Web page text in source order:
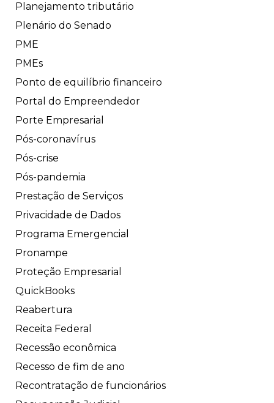
Planejamento tributário
Plenário do Senado
PME
PMEs
Ponto de equilíbrio financeiro
Portal do Empreendedor
Porte Empresarial
Pós-coronavírus
Pós-crise
Pós-pandemia
Prestação de Serviços
Privacidade de Dados
Programa Emergencial
Pronampe
Proteção Empresarial
QuickBooks
Reabertura
Receita Federal
Recessão econômica
Recesso de fim de ano
Recontratação de funcionários